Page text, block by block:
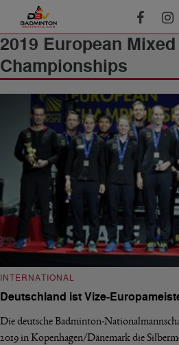
2019 European
Championships
INTERNATIONAL
Deutschland ist Vize-
Die deutsche Badminton-
2019 in Kopenhagen/Dänemark die